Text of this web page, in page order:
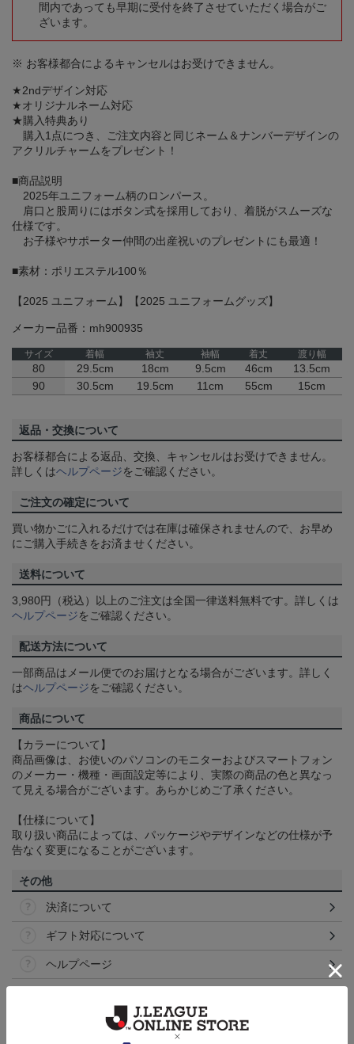
間内であっても早期に受付を終了させていただく場合がご
ざいます。
※ お客様都合によるキャンセルはお受けできません。
★2ndデザイン対応
★オリジナルネーム対応
★購入特典あり
購入1点につき、ご注文内容と同じネーム＆ナンバーデザインの
アクリルチャームをプレゼント！
■商品説明
2025年ユニフォーム柄のロンパース。
肩口と股周りにはボタン式を採用しており、着脱がスムーズな
仕様です。
お子様やサポーター仲間の出産祝いのプレゼントにも最適！
■素材：ポリエステル100％
【2025 ユニフォーム】【2025 ユニフォームグッズ】
メーカー品番：mh900935
サイズ 着幅 袖丈 袖幅 着丈 渡り幅
80 29.5cm 18cm 9.5cm 46cm
13.5cm
90
30.5cm 19.5cm 11cm 55cm 15cm
返品・交換について
お客様都合による返品、交換、キャンセルはお受けできません。
詳しくはヘルプページをご確認ください。
ご注文の確定について
買い物かごに入れるだけでは在庫は確保されませんので、お早め
にご購入手続きをお済ませください。
送料について
3,980円（税込）以上のご注文は全国一律送料無料です。詳しくは
ヘルプページをご確認ください。
配送方法について
一部商品はメール便でのお届けとなる場合がございます。詳しく
はヘルプページをご確認ください。
商品について
【カラーについて】
商品画像は、お使いのパソコンのモニターおよびスマートフォン
のメーカー・機種・画面設定等により、実際の商品の色と異なっ
て見える場合がございます。あらかじめご了承ください。
【仕様について】
取り扱い商品によっては、パッケージやデザインなどの仕様が予
告なく変更になることがございます。
その他
決済について
ギフト対応について
ヘルプページ